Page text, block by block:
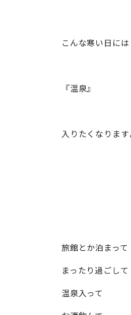
こんな寒い日には
『温泉』
入りたくなります
旅館とか泊まって
まったり過ごして
温泉入って